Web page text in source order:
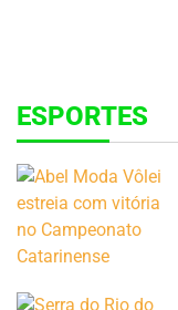
ESPORTES